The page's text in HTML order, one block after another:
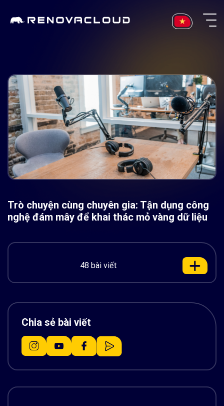
Trò chuyện cùng chuyên gia: Tận dụng công
nghệ đám mây để khai thác mỏ vàng dữ liệu
48 bài viết
Chia sẻ bài viết